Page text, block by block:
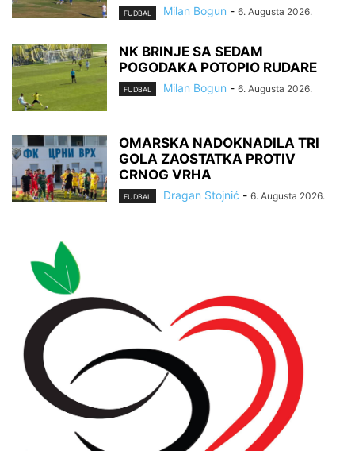
FUDBAL Milan Bogun - 6. Augusta 2026.
NK BRINJE SA SEDAM
POGODAKA POTOPIO RUDARE
FUDBAL Milan Bogun - 6. Augusta 2026.
OMARSKA NADOKNADILA TRI
GOLA ZAOSTATKA PROTIV
CRNOG VRHA
FUDBAL Dragan Stojnić - 6. Augusta 2026.